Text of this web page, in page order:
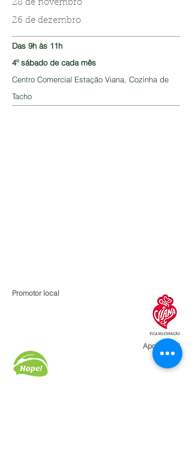
28 de novembro
26 de dezembro
Das 9h às 11h
4º sábado de cada mês
Centro Comercial Estação Viana, Cozinha de
Tacho
Promotor local
Apoio local